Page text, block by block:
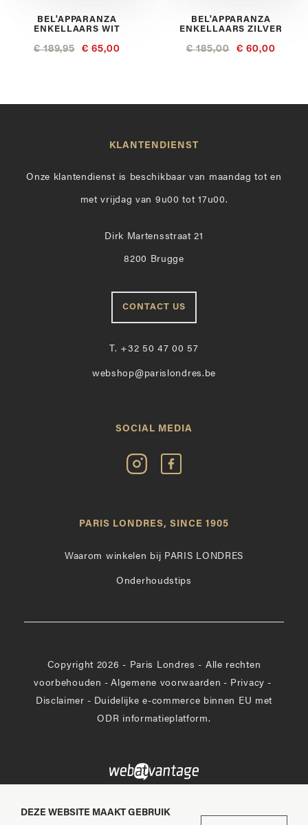
BEL'APPARANZA
ENKELLAARS WIT
€ 189,95 € 65,00
BEL'APPARANZA
ENKELLAARS ZILVER
€ 185,00 € 60,00
KLANTENDIENST
Onze klantendienst is beschikbaar van maandag tot en
met vrijdag van 9u00 tot 17u00.
Dirk Martensstraat 21
8200 Brugge
CONTACT US
T. +32 50 47 00 57
webshop@parislondres.be
SOCIAL MEDIA
Volg
Paris
Instagram
Vind
op
PARIS LONDRES, SINCE 1905
Waarom winkelen bij PARIS LONDRES
Onderhoudstips
Copyright 2026 - Paris Londres - Alle rechten
voorbehouden - Algemene voorwaarden - Privacy -
Disclaimer - Duidelijke e-commerce binnen EU met
ODR informatieplatform.
DEZE WEBSITE MAAKT GEBRUIK